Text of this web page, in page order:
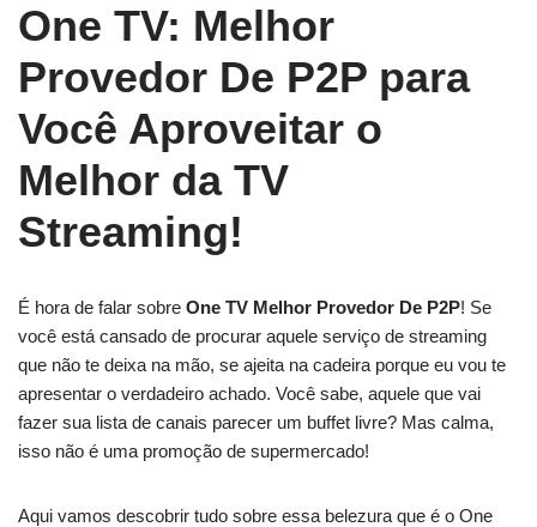
One TV: Melhor
Provedor De P2P para
Você Aproveitar o
Melhor da TV
Streaming!
É hora de falar sobre One TV Melhor Provedor De P2P! Se
você está cansado de procurar aquele serviço de streaming
que não te deixa na mão, se ajeita na cadeira porque eu vou te
apresentar o verdadeiro achado. Você sabe, aquele que vai
fazer sua lista de canais parecer um buffet livre? Mas calma,
isso não é uma promoção de supermercado!
Aqui vamos descobrir tudo sobre essa belezura que é o One